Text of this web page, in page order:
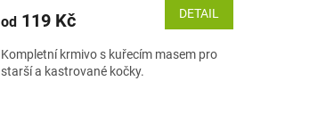
od119 Kč DETAIL
Kompletní krmivo s kuřecím masem pro
starší a kastrované kočky.